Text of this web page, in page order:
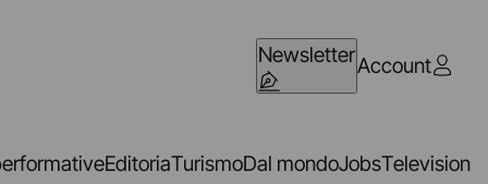
NewsletterAccount
EditoriaTurismoDal mondoJobsTelevision